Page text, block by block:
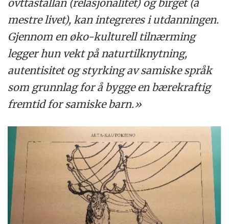
ovttastallan (relasjonalitet) og birget (å
mestre livet), kan integreres i utdanningen.
Gjennom en øko-kulturell tilnærming
legger hun vekt på naturtilknytning,
autentisitet og styrking av samiske språk
som grunnlag for å bygge en bærekraftig
fremtid for samiske barn.»